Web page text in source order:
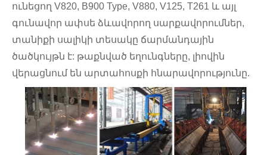
ունեցող V820, B900 Type, V880, V125, T261 և այլ
գունավոր ափսե ձևավորող սարքավորումներ,
տանիքի սալիկի տեսակը ճարմանդային
ծածկույթն է: թաքնված եղունգները, լիովին
վերացնում են արտահոսքի հնարավորությունը.